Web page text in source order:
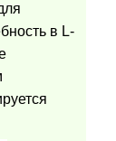
в L-